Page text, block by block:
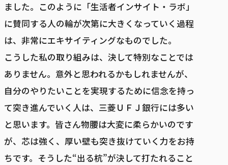
ました。このように「生活者インサイト・ラボ」
に賛同する人の輪が次第に大きくなっていく過程
は、非常にエキサイティングなものでした。
こうした私の取り組みは、決して特別なことでは
ありません。意外と思われるかもしれませんが、
自分のやりたいことを実現するために信念を持っ
て突き進んでいく人は、三菱ＵＦＪ銀行には多い
と思います。皆さん物腰は大変に柔らかいのです
が、芯は強く、厚い壁も突き抜けていく力をお持
ちです。そうした“出る杭”が決して打たれること